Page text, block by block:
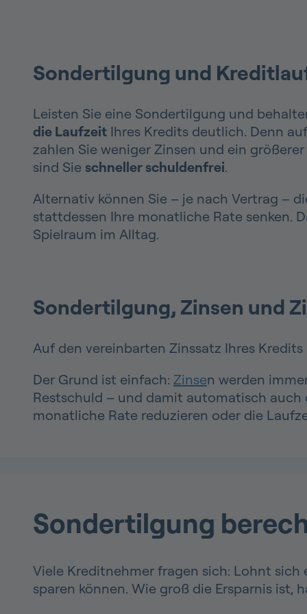
Sondertilgung und
Leisten Sie eine Sondertilgung und
die Laufzeit Ihres Kredits deutlich. Denn
zahlen Sie weniger Zinsen und ein
sind Sie schneller schuldenfrei.
Alternativ können Sie – je nach Vertrag –
stattdessen Ihre monatliche Rate senken.
Spielraum im Alltag.
Sondertilgung, Zinsen und
Auf den vereinbarten Zinssatz Ihres
Der Grund ist einfach: Zinsen werden
Restschuld – und damit automatisch
monatliche Rate reduzieren oder die
Sondertilgung
Viele Kreditnehmer fragen sich: Lohnt
sparen können. Wie groß die Ersparnis